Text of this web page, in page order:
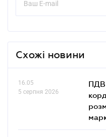
Схожі новини
16.05
5 серпня 2026
ПДВ